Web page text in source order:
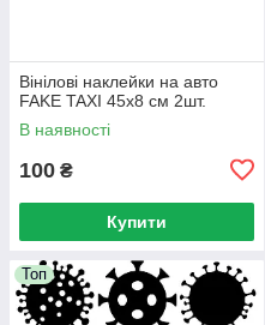
Вінілові наклейки на авто
FAKE TAXI 45x8 см 2шт.
В наявності
100 ₴
Купити
Топ